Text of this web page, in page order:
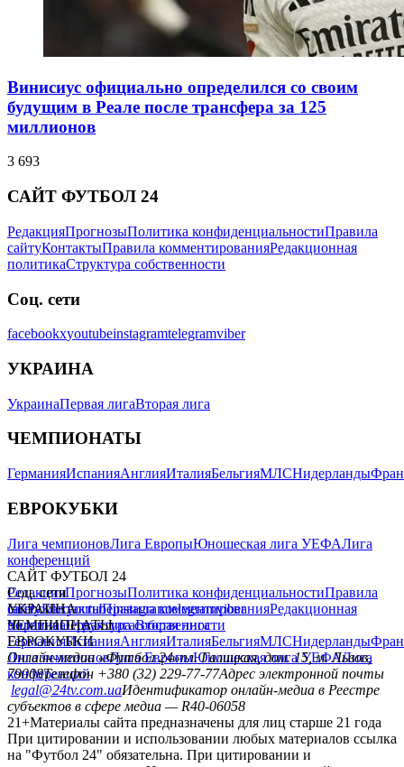
Винисиус официально определился со своим
будущим в Реале после трансфера за 125
миллионов
3 693
САЙТ ФУТБОЛ 24
РедакцияПрогнозыПолитика конфиденциальностиПравила
сайтуКонтактыПравила комментированияРедакционная
политикаСтруктура собственности
Соц. сети
facebookxyoutubeinstagramtelegramviber
УКРАИНА
УкраинаПервая лигаВторая лига
ЧЕМПИОНАТЫ
ГерманияИспанияАнглияИталияБельгияМЛСНидерланды
ЕВРОКУБКИ
Лига чемпионовЛига ЕвропыЮношеская лига УЕФАЛига
конференций
САЙТ ФУТБОЛ 24
РедакцияПрогнозыПолитика конфиденциальностиПравила
сайтуКонтактыПравила комментированияРедакционная
политикаСтруктура собственности
Соц. сети
facebookxyoutubeinstagramtelegramviber
УКРАИНА
УкраинаПервая лигаВторая лига
ЧЕМПИОНАТЫ
ГерманияИспанияАнглияИталияБельгияМЛСНидерланды
ЕВРОКУБКИ
Лига чемпионовЛига ЕвропыЮношеская лига УЕФАЛига
конференций
Онлайн-медиа «Футбол 24»пл. Галицкая, дом. 15, м. Львов,
79008Телефон +380 (32) 229-77-77Адрес электронной почты
legal@24tv.com.uaИдентификатор онлайн-медиа в Реестре
субъектов в сфере медиа — R40-06058
21+Материалы сайта предназначены для лиц старше 21 года
При цитировании и использовании любых материалов ссылка
на "Футбол 24" обязательна. При цитировании и